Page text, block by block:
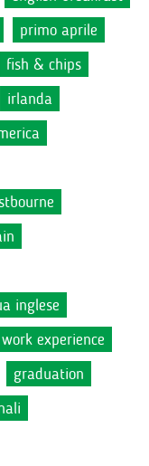
primo aprile
fish & chips
irlanda
inglese
work experience
graduation